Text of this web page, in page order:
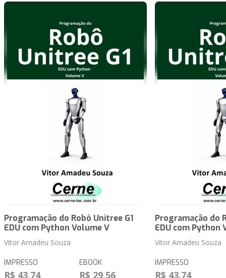
Programação do Robô Unitree G1
EDU com Python Volume V
Vitor Amadeu Souza
IMPRESSO
R$ 43,74
EBOOK
R$ 29,56
Programação do
EDU com Python
Vitor Amadeu Souza
IMPRESSO
R$ 43,74